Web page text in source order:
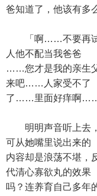
爸知道了，他该有多
「啊……不要再试
人他不配当我爸爸
……您才是我的亲
来吧……人家受不了
了……里面好痒啊……
明明声音听上去，
可从她嘴里说出来的
内容却是浪荡不堪，
代清心寡欲丸的效果
吗？连养育自己多年